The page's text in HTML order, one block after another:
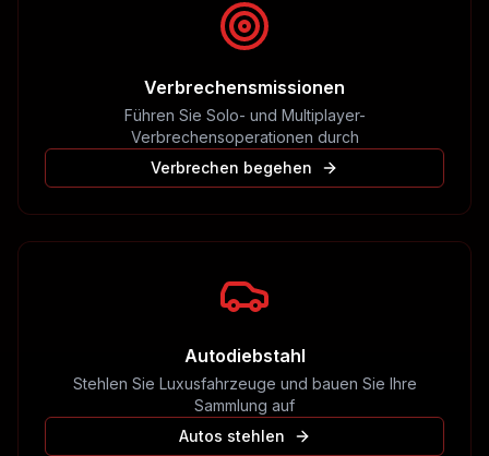
Verbrechensmissionen
Führen Sie Solo- und Multiplayer-
Verbrechensoperationen durch
Verbrechen begehen
Autodiebstahl
Stehlen Sie Luxusfahrzeuge und bauen Sie Ihre
Sammlung auf
Autos stehlen